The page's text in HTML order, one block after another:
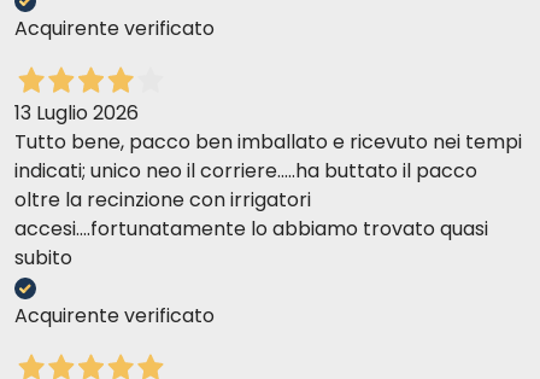
Acquirente verificato
13 Luglio 2026
Tutto bene, pacco ben imballato e ricevuto nei tempi
indicati; unico neo il corriere.....ha buttato il pacco
oltre la recinzione con irrigatori
accesi....fortunatamente lo abbiamo trovato quasi
subito
Acquirente verificato